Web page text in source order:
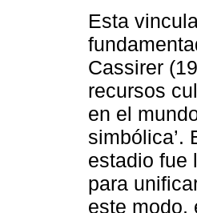
Esta
Cassirer
recursos
en el
simbólica’.
estadio fue
para
este modo,